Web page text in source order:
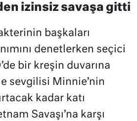
izinsiz savaşa gitti
başkaları
denetlerken seçici
bir kreşin duvarına
sevgilisi Minnie’nin
kadar katı
Savaşı’na karşı